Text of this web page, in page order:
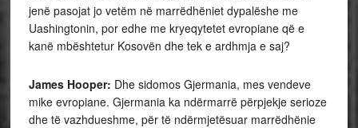
jenë pasojat jo vetëm në marrëdhëniet dypalëshe me
Uashingtonin, por edhe me kryeqytetet evropiane që e
kanë mbështetur Kosovën dhe tek e ardhmja e saj?
James Hooper: Dhe sidomos Gjermania, mes vendeve
mike evropiane. Gjermania ka ndërmarrë përpjekje serioze
dhe të vazhdueshme, për të ndërmjetësuar marrëdhënie